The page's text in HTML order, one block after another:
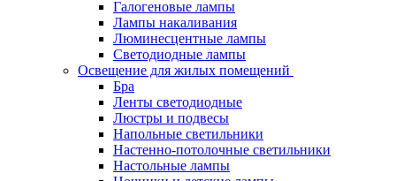
Галогеновые лампы
Лампы накаливания
Люминесцентные лампы
Светодиодные лампы
Освещение для жилых помещений
Бра
Ленты светодиодные
Люстры и подвесы
Напольные светильники
Настенно-потолочные светильники
Настольные лампы